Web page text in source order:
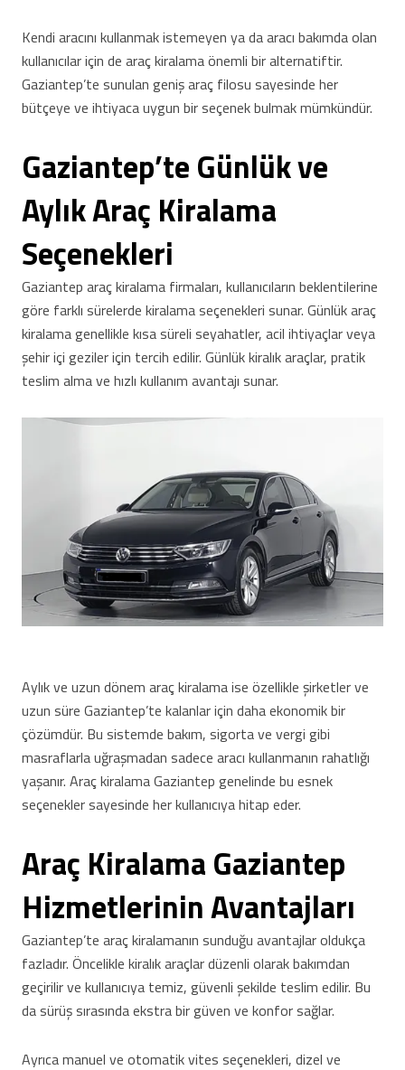
Kendi aracını kullanmak istemeyen ya da aracı bakımda olan
kullanıcılar için de araç kiralama önemli bir alternatiftir.
Gaziantep’te sunulan geniş araç filosu sayesinde her
bütçeye ve ihtiyaca uygun bir seçenek bulmak mümkündür.
Gaziantep’te Günlük ve
Aylık Araç Kiralama
Seçenekleri
Gaziantep araç kiralama firmaları, kullanıcıların beklentilerine
göre farklı sürelerde kiralama seçenekleri sunar. Günlük araç
kiralama genellikle kısa süreli seyahatler, acil ihtiyaçlar veya
şehir içi geziler için tercih edilir. Günlük kiralık araçlar, pratik
teslim alma ve hızlı kullanım avantajı sunar.
Aylık ve uzun dönem araç kiralama ise özellikle şirketler ve
uzun süre Gaziantep’te kalanlar için daha ekonomik bir
çözümdür. Bu sistemde bakım, sigorta ve vergi gibi
masraflarla uğraşmadan sadece aracı kullanmanın rahatlığı
yaşanır. Araç kiralama Gaziantep genelinde bu esnek
seçenekler sayesinde her kullanıcıya hitap eder.
Araç Kiralama Gaziantep
Hizmetlerinin Avantajları
Gaziantep’te araç kiralamanın sunduğu avantajlar oldukça
fazladır. Öncelikle kiralık araçlar düzenli olarak bakımdan
geçirilir ve kullanıcıya temiz, güvenli şekilde teslim edilir. Bu
da sürüş sırasında ekstra bir güven ve konfor sağlar.
Ayrıca manuel ve otomatik vites seçenekleri, dizel ve